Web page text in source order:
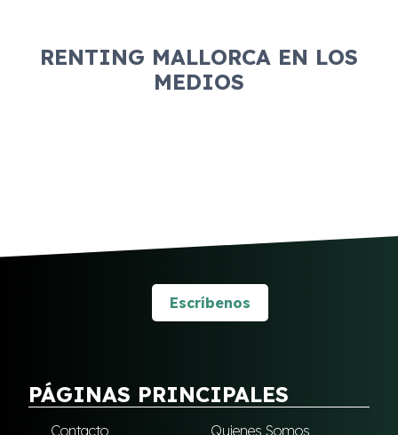
RENTING MALLORCA EN LOS
MEDIOS
Escríbenos
PÁGINAS PRINCIPALES
Contacto
Quienes Somos